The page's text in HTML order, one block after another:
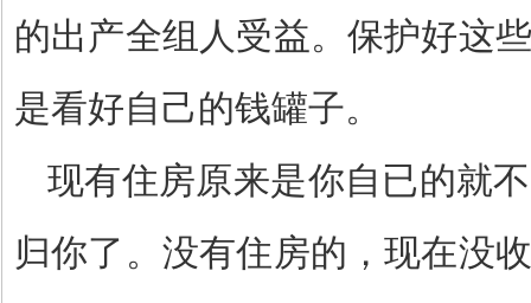
的出产全组人受益。保护好这
是看好自己的钱罐子。
现有住房原来是你自已的就
归你了。没有住房的，现在没